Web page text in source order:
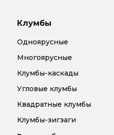
Клумбы
Одноярусные
Многоярусные
Клумбы-каскады
Угловые клумбы
Квадратные клумбы
Клумбы-зигзаги